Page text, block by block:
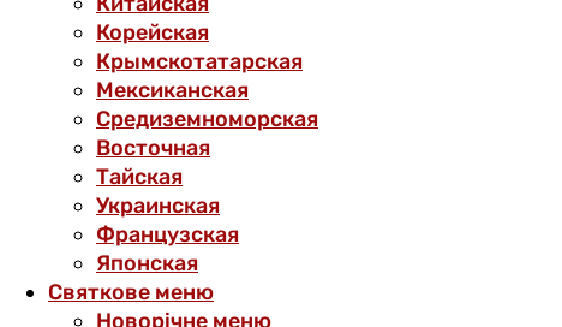
Корейская
Крымскотатарская
Мексиканская
Средиземноморская
Восточная
Тайская
Украинская
Французская
Японская
Святкове меню
Новорічне меню